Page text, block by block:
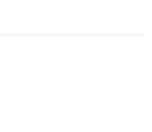
и установкой в
до 19:00